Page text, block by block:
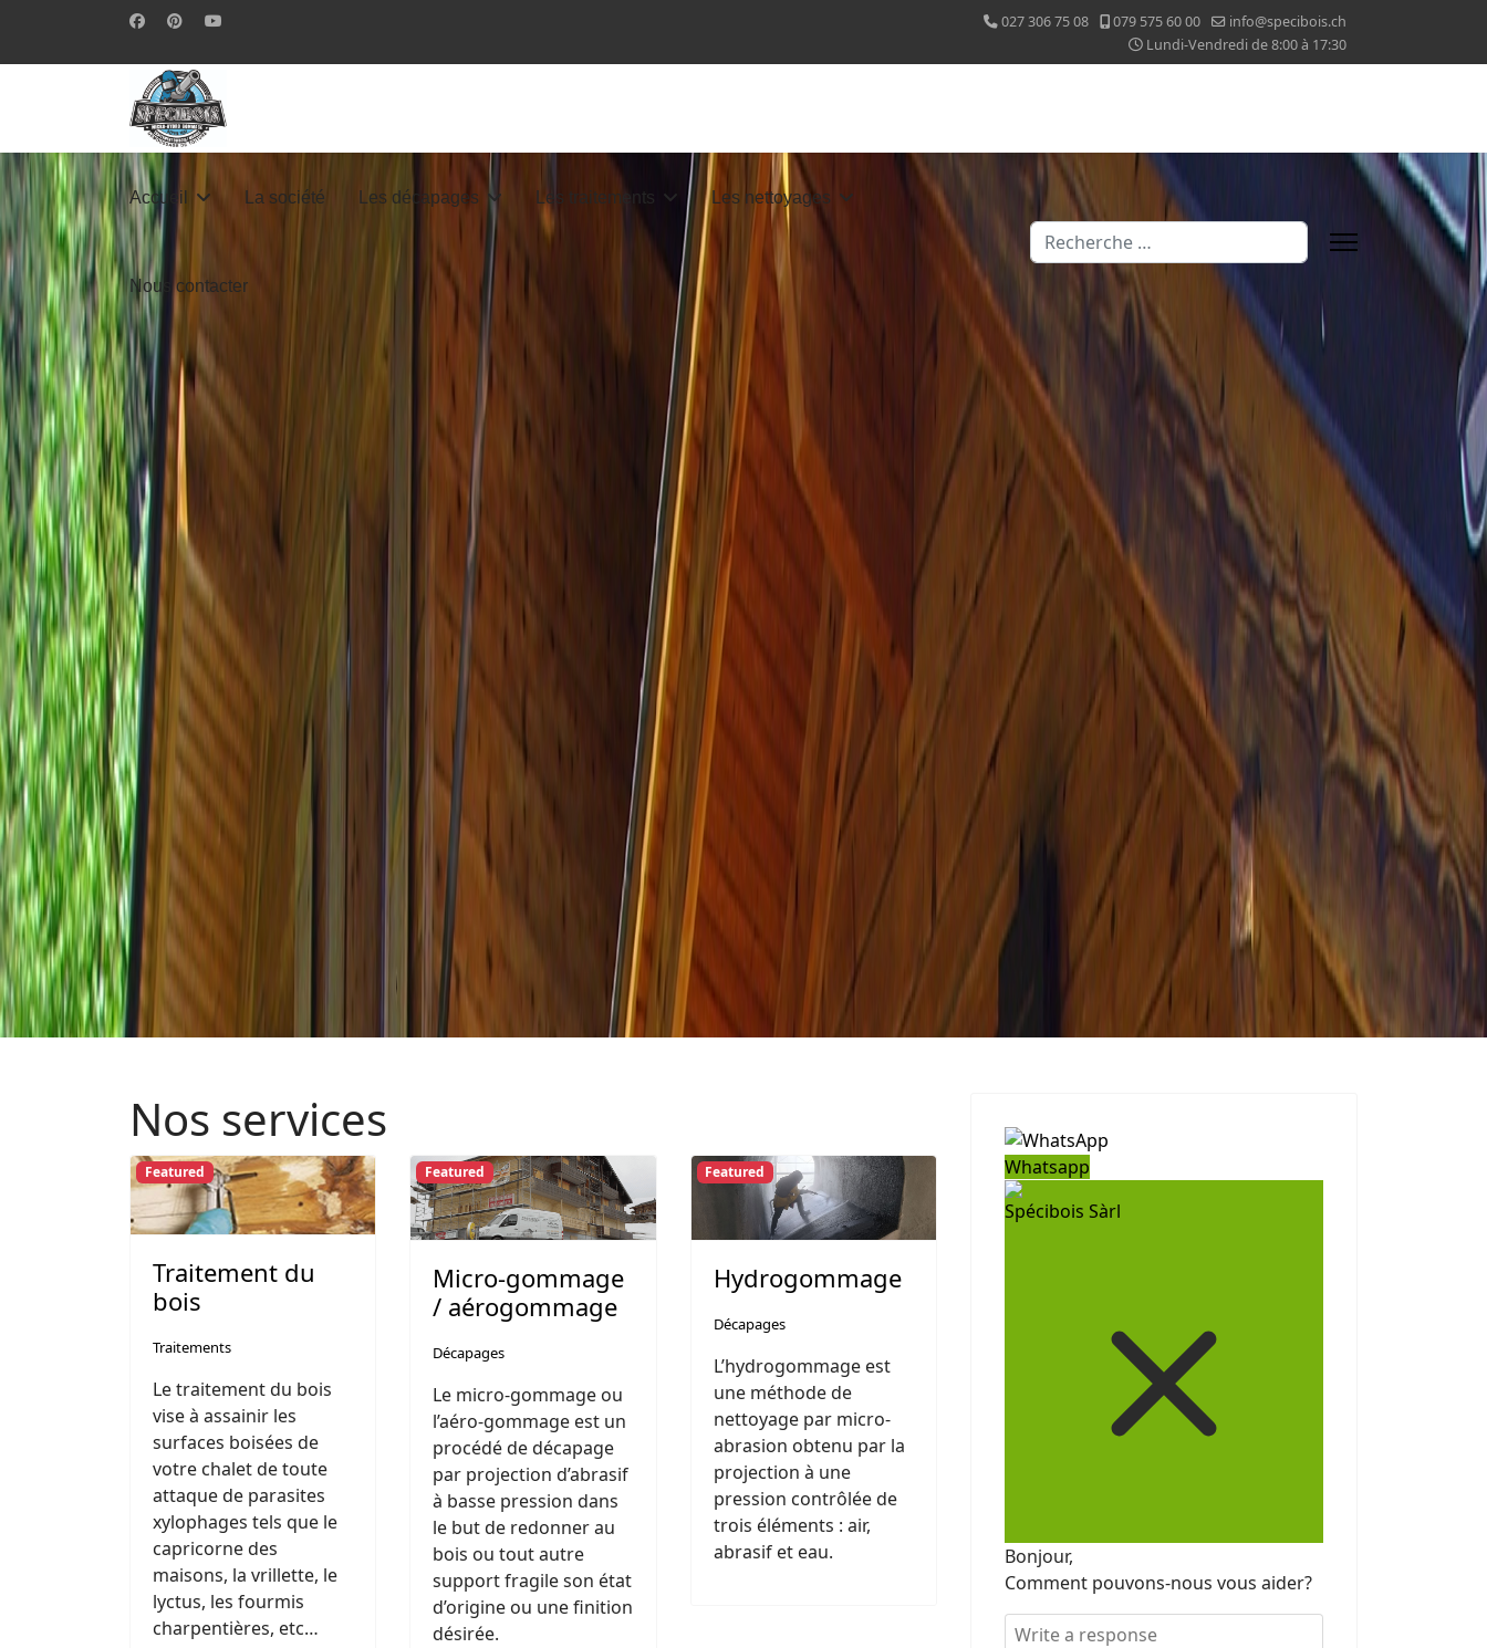
027 306 75 08 079 575 60 00
info@specibois.ch
Lundi-Vendredi de 8:00 à 17:30
Accueil La société Les décapages Les traitements Les nettoyages
Nous contacter
Valider
Nos services
Featured
Traitement du
bois
Traitements
Le traitement du bois
vise à assainir les
surfaces boisées de
votre chalet de toute
attaque de parasites
xylophages tels que le
capricorne des
maisons, la vrillette, le
lyctus, les fourmis
charpentières, etc…
Featured
Micro-gommage
/ aérogommage
Décapages
Le micro-gommage ou
l’aéro-gommage est un
procédé de décapage
par projection d’abrasif
à basse pression dans
le but de redonner au
bois ou tout autre
support fragile son état
d’origine ou une finition
désirée.
Featured
Hydrogommage
Décapages
L’hydrogommage est
une méthode de
nettoyage par micro-
abrasion obtenu par la
projection à une
pression contrôlée de
trois éléments : air,
abrasif et eau.
Whatsapp
Spécibois Sàrl
Bonjour,
Comment pouvons-nous vous aider?